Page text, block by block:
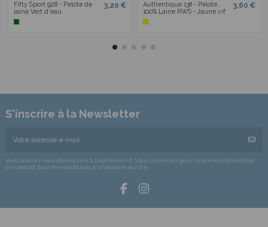
Fifty Sport 928 - Pelote de
laine Vert d'eau
3,20 €
Authentique 138 - Pelote
100% Laine RWS - Jaune vif
3,60 €
S'inscrire à la Newsletter
Vous pouvez vous désinscrire à tout moment. Vous trouverez pour cela nos informations
de contact dans les conditions d'utilisation du site.